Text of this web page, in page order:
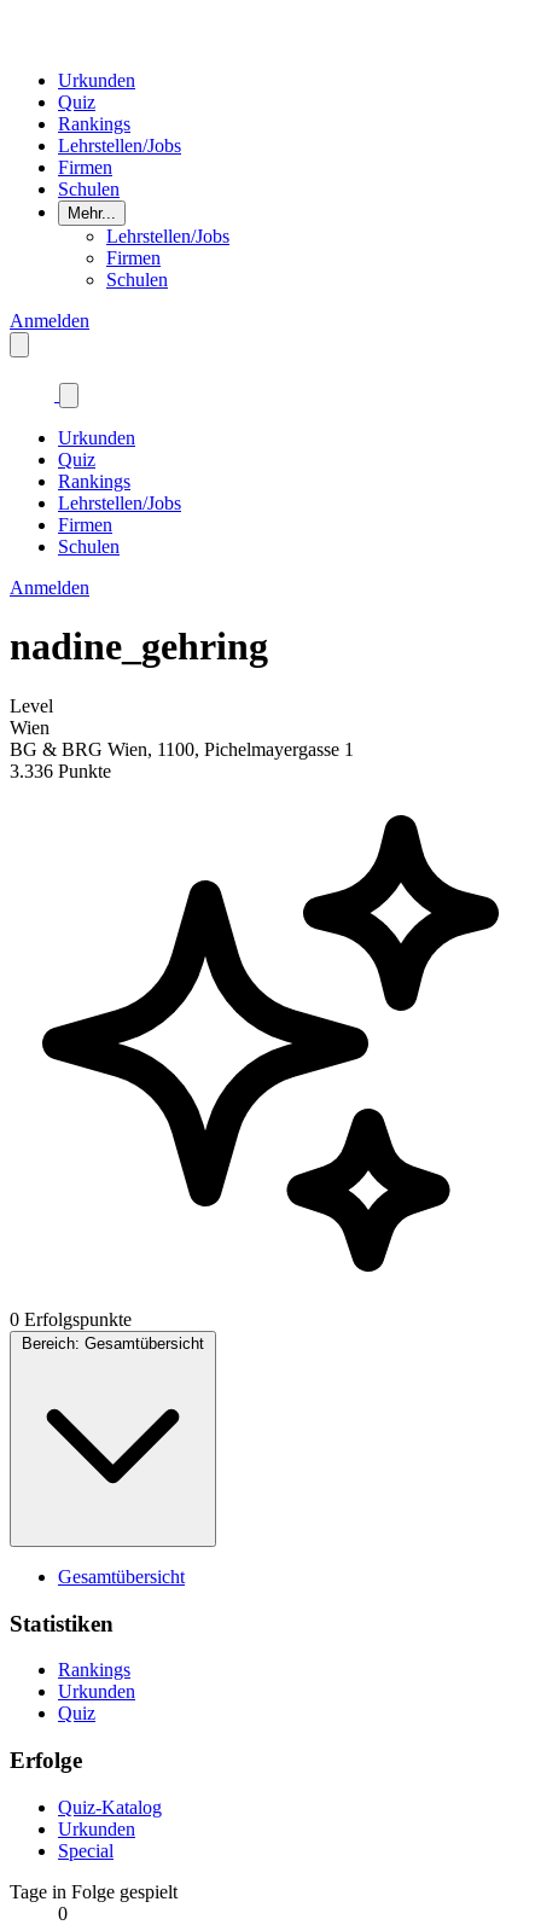
Urkunden
Quiz
Rankings
Lehrstellen/Jobs
Firmen
Schulen
Mehr...
Lehrstellen/Jobs
Firmen
Schulen
Anmelden
Urkunden
Quiz
Rankings
Lehrstellen/Jobs
Firmen
Schulen
Anmelden
nadine_gehring
Level
Wien
BG & BRG Wien, 1100, Pichelmayergasse 1
3.336 Punkte
0 Erfolgspunkte
Bereich: Gesamtübersicht
Gesamtübersicht
Statistiken
Rankings
Urkunden
Quiz
Erfolge
Quiz-Katalog
Urkunden
Special
Tage in Folge gespielt
0